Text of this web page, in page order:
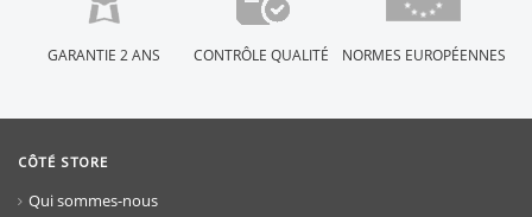
GARANTIE 2 ANS CONTRÔLE QUALITÉ NORMES EUROPÉENNES
CÔTÉ STORE
Qui sommes-nous